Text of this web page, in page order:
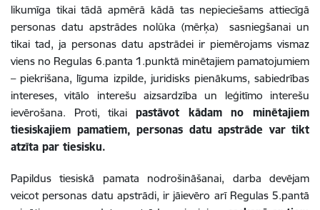
likumīga tikai tādā apmērā kādā tas nepieciešams attiecīgā
personas datu apstrādes nolūka (mērķa) sasniegšanai un
tikai tad, ja personas datu apstrādei ir piemērojams vismaz
viens no Regulas 6.panta 1.punktā minētajiem pamatojumiem
– piekrišana, līguma izpilde, juridisks pienākums, sabiedrības
intereses, vitālo interešu aizsardzība un leģitīmo interešu
ievērošana.
Proti, tikaipastāvot kādam no minētajiem
tiesiskajiem pamatiem, personas datu apstrāde var tikt
atzīta par tiesisku.
Papildus tiesiskā pamata nodrošināšanai, darba devējam
veicot personas datu apstrādi, ir jāievēro arī Regulas 5.pantā